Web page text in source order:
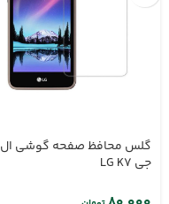
گلس محافظ صفحه گوشی ال
جی LG K7